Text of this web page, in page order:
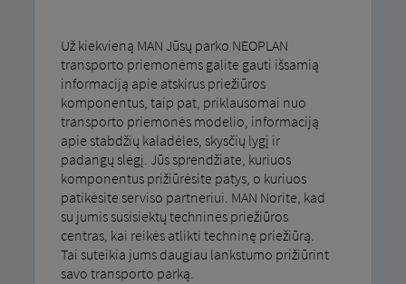
Už kiekvieną MAN Jūsų parko NEOPLAN
transporto priemonėms galite gauti išsamią
informaciją apie atskirus priežiūros
komponentus, taip pat, priklausomai nuo
transporto priemonės modelio, informaciją
apie stabdžių kaladėles, skysčių lygį ir
padangų slėgį. Jūs sprendžiate, kuriuos
komponentus prižiūrėsite patys, o kuriuos
patikėsite serviso partneriui. MAN Norite, kad
su jumis susisiektų techninės priežiūros
centras, kai reikės atlikti techninę priežiūrą.
Tai suteikia jums daugiau lankstumo prižiūrint
savo transporto parką.